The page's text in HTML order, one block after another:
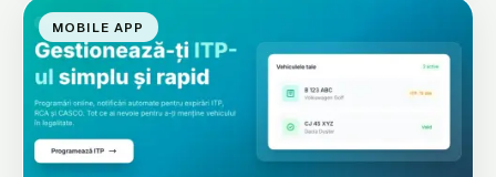
MOBILE APP